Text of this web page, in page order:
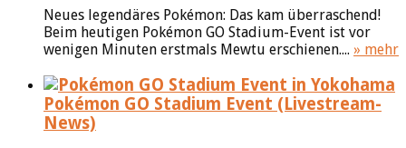
Neues legendäres Pokémon: Das kam überraschend!
Beim heutigen Pokémon GO Stadium-Event ist vor
wenigen Minuten erstmals Mewtu erschienen.... » mehr
Pokémon GO Stadium Event (Livestream-
News)